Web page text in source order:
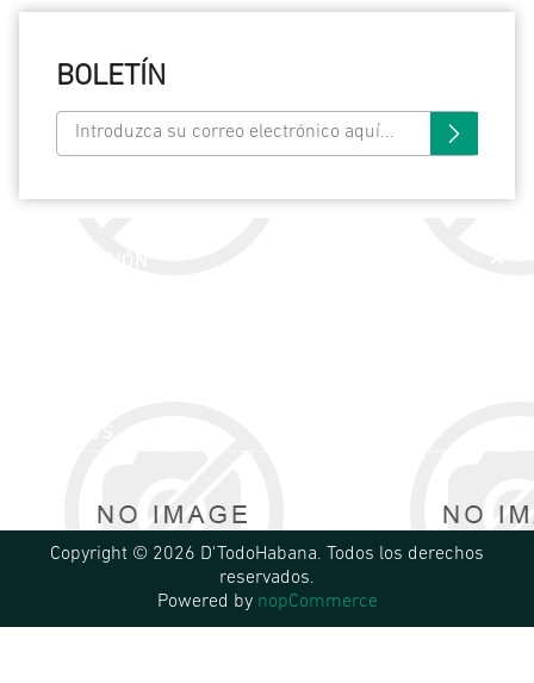
BOLETÍN
Copyright © 2026 D'TodoHabana. Todos los derechos
reservados.
Powered by nopCommerce